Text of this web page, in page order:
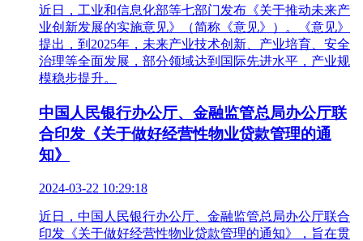
近日，工业和信息化部等七部门发布《关于推动未来产
业创新发展的实施意见》（简称《意见》）。《意见》
提出，到2025年，未来产业技术创新、产业培育、安全
治理等全面发展，部分领域达到国际先进水平，产业规
模稳步提升。
中国人民银行办公厅、金融监管总局办公厅联
合印发《关于做好经营性物业贷款管理的通
知》
2024-03-22 10:29:18
近日，中国人民银行办公厅、金融监管总局办公厅联合
印发《关于做好经营性物业贷款管理的通知》，旨在贯